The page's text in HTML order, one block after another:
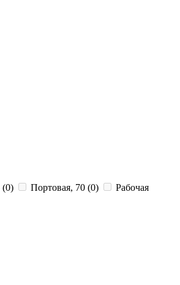
(0) Портовая, 70 (0)
Рабочая